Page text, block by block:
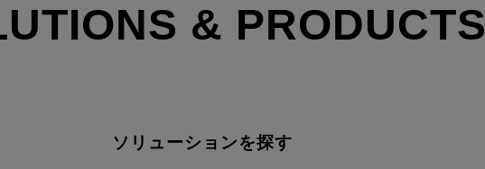
& PRODUCTS
ソリューションを探す